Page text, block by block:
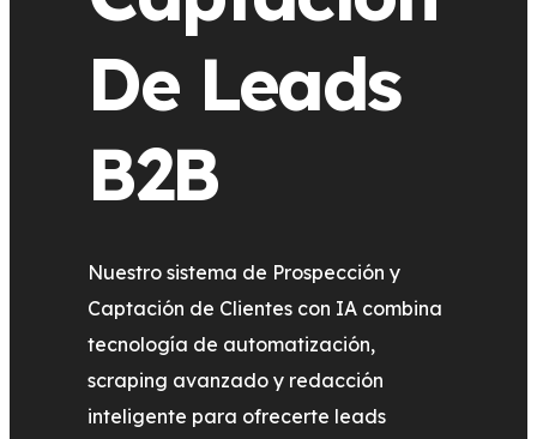
De Leads
B2B
Nuestro sistema de Prospección y
Captación de Clientes con IA combina
tecnología de automatización,
scraping avanzado y redacción
inteligente para ofrecerte leads